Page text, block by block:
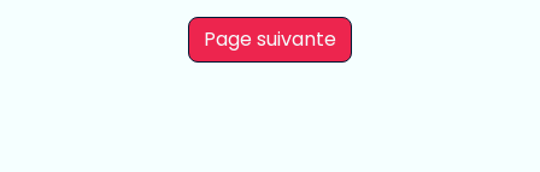
Page suivante